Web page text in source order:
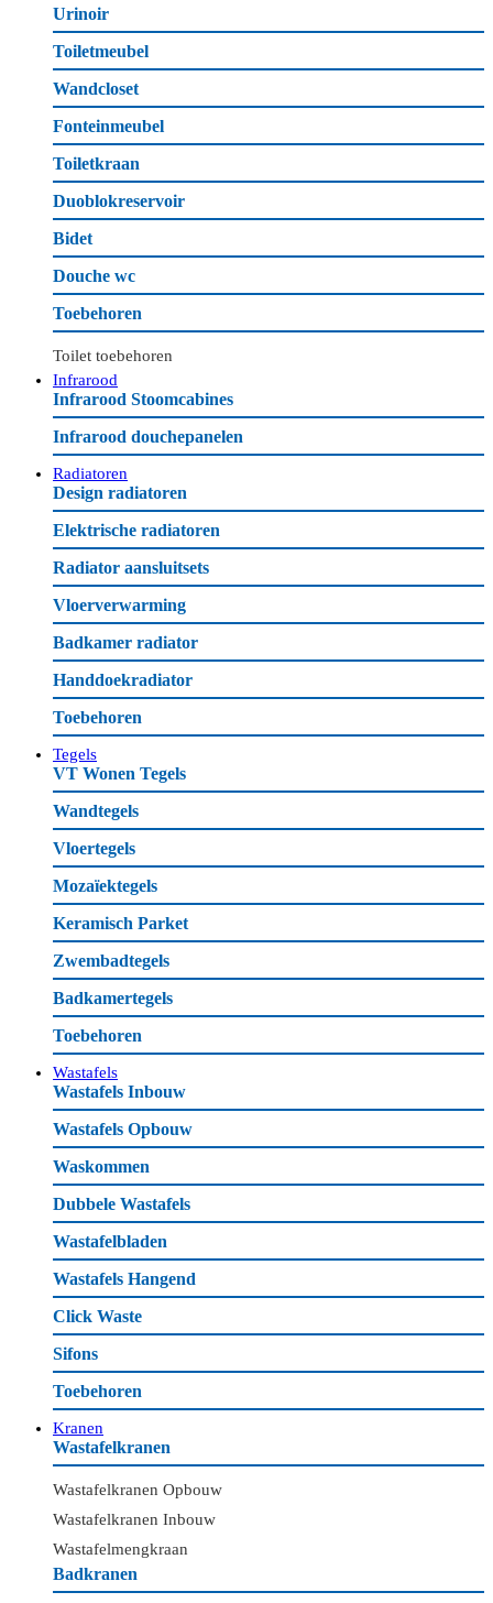
Urinoir
Toiletmeubel
Wandcloset
Fonteinmeubel
Toiletkraan
Duoblokreservoir
Bidet
Douche wc
Toebehoren
Toilet toebehoren
Infrarood
Infrarood Stoomcabines
Infrarood douchepanelen
Radiatoren
Design radiatoren
Elektrische radiatoren
Radiator aansluitsets
Vloerverwarming
Badkamer radiator
Handdoekradiator
Toebehoren
Tegels
VT Wonen Tegels
Wandtegels
Vloertegels
Mozaïektegels
Keramisch Parket
Zwembadtegels
Badkamertegels
Toebehoren
Wastafels
Wastafels Inbouw
Wastafels Opbouw
Waskommen
Dubbele Wastafels
Wastafelbladen
Wastafels Hangend
Click Waste
Sifons
Toebehoren
Kranen
Wastafelkranen
Wastafelkranen Opbouw
Wastafelkranen Inbouw
Wastafelmengkraan
Badkranen